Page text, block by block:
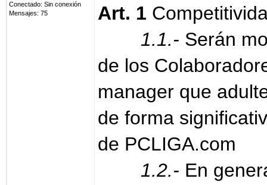
Conectado: Sin conexión
Mensajes: 75
Art. 1
1.1.- Serán
de los
manager que
de forma
de PCLIGA.com
1.2.- En